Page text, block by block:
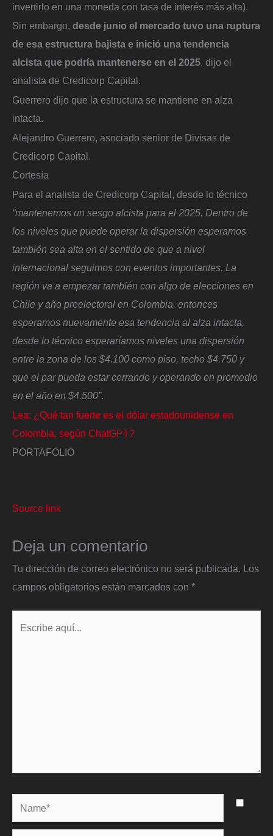
invertirlo en una moneda con tasa de interés más alta).
Sin embargo, desde junio el mercado tuvo una ruptura
de esa estructura bajista e inició una tendencia
alcista que podría mantenerse en el 2025, dijo el
analista de Credicorp Capital.
Guerrero dijo que la estructura se mantiene en alza
intacta.
Alejandro Guerrero, asociado senior de Divisas de
Credicorp Capital.
Cortesía
Para el analista de Credicorp Capital, desde lo técnico
“mantenemos un sesgo alcista para el 2025. Dentro de
los niveles que puede operar la dispersión esperamos
también sea alta en el sentido de que a nivel
internacional seguimos con eventos importantes. La
región va a empezar también con algo de elecciones en
Chile y año preelectoral en Colombia, entonces
esperamos nuevamente esa tendencia al alza intacta,
desde lo técnico esperaríamos niveles una dispersión
entre la zona de los $4.100 como piso, techo $4.750 y
que el par pueda estar cerrando y operando en promedio
en el año en $4.500”.
Lea: ¿Qué tan fuerte es el dólar estadounidense en
Colombia, según ChatGPT?
PORTAFOLIO
Source link
Deja un comentario
Tu dirección de correo electrónico no será publicada. Los
campos obligatorios están marcados con *
Name*